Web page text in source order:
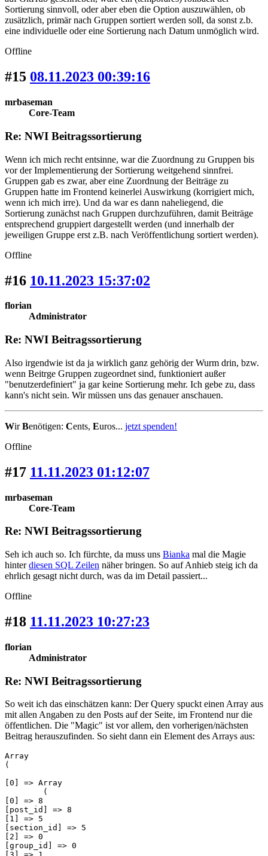
Sortierung sinnvoll, oder aber eben die Option auszuwählen, ob
zusätzlich, primär nach Gruppen sortiert werden soll, da sonst z.b.
eine individuelle oder eine Sortierung nach Datum unmöglich wird.
Offline
#15 08.11.2023 00:39:16
mrbaseman
Core-Team
Re: NWI Beitragssortierung
Wenn ich mich recht entsinne, war die Zuordnung zu Gruppen bis
vor der Implementierung der Sortierung weitgehend sinnfrei.
Gruppen gab es zwar, aber eine Zuordnung der Beiträge zu
Gruppen hatte im Frontend keinerlei Auswirkung (korrigiert mich,
wenn ich mich irre). Und da war es dann naheliegend, die
Sortierung zunächst nach Gruppen durchzuführen, damit Beiträge
entsprechend gruppiert dargestellt werden (und innerhalb der
jeweiligen Gruppe erst z.B. nach Veröffentlichung sortiert werden).
Offline
#16 10.11.2023 15:37:02
florian
Administrator
Re: NWI Beitragssortierung
Also irgendwie ist da ja wirklich ganz gehörig der Wurm drin, bzw.
wenn Beitrge Gruppen zugeordnet sind, funktioniert außer
"benutzerdefiniert" ja gar keine Sortierung mehr. Ich gebe zu, dass
kann's nicht sein. Wir müssen uns das genauer anschauen.
WirBenötigen: Cents, Euros... jetzt spenden!
Offline
#17 11.11.2023 01:12:07
mrbaseman
Core-Team
Re: NWI Beitragssortierung
Seh ich auch so. Ich fürchte, da muss uns Bianka mal die Magie
hinterdiesen SQL Zeilen näher bringen. So auf Anhieb steig ich da
ehrlich gesagt nicht durch, was da im Detail passiert...
Offline
#18 11.11.2023 10:27:23
florian
Administrator
Re: NWI Beitragssortierung
So weit ich das einschätzen kann: Der Query spuckt einen Array aus
mit allen Angaben zu den Posts auf der Seite, im Frontend nur die
öffentlichen. Die "Magic" ist vor allem, den vorherigen/nächsten
Beitrag herauszufinden. So sieht dann ein Element des Arrays aus:
Array
(
[0] => Array
        (
[0] => 8
[post_id] => 8
[1] => 5
[section_id] => 5
[2] => 0
[group_id] => 0